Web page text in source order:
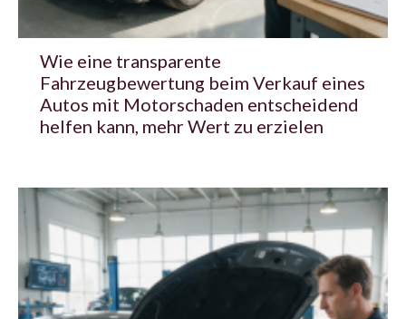
Wie eine transparente
Fahrzeugbewertung beim Verkauf eines
Autos mit Motorschaden entscheidend
helfen kann, mehr Wert zu erzielen